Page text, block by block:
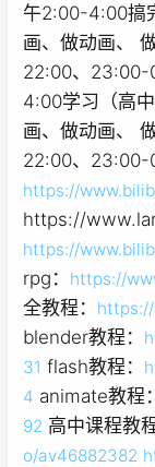
午2:00-4:00搞
画、做动画、
22:00、23:00-
4:00学习（高
画、做动画、
22:00、23:00-
https://
https://
https://
rpg： https://
全教程：
blender教程：
31 flash教程：
4 animate教程：
92 高中课程教
o/av46882382